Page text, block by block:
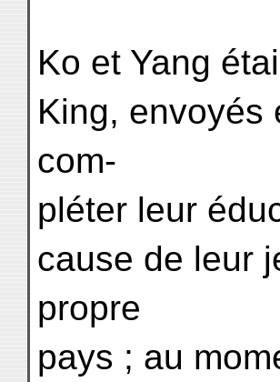
Ko et Yang
King, envoyés
com-
pléter leur
cause de leur
propre
pays ; au